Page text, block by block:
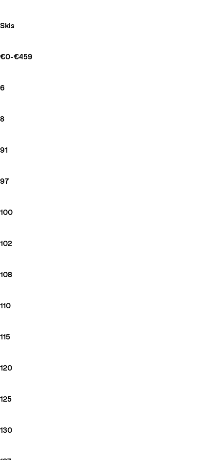
Skis
€0-€459
6
8
91
97
100
102
108
110
115
120
125
130